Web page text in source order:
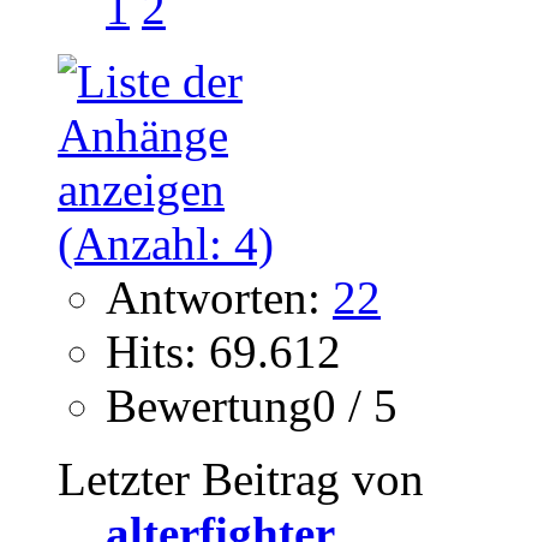
Antworten: 22
Hits: 69.612
Bewertung0 / 5
Letzter Beitrag von